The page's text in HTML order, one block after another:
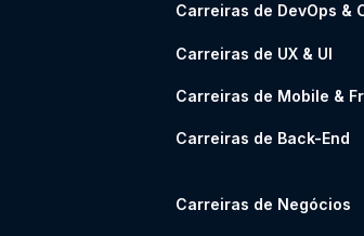
Carreiras de DevOps &
Carreiras de UX & UI
Carreiras de Mobile &
Carreiras de Back-End
Carreiras de Negócios